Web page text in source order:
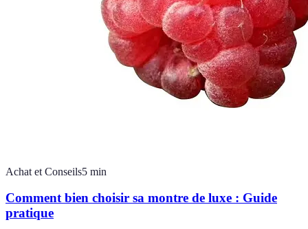
Achat et Conseils5 min
Comment bien choisir sa montre de luxe : Guide
pratique